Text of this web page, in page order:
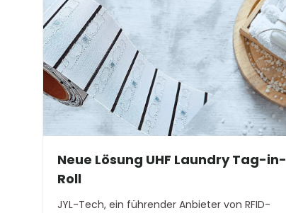
Neue Lösung UHF Laundry Tag-in-
Roll
JYL-Tech, ein führender Anbieter von RFID-